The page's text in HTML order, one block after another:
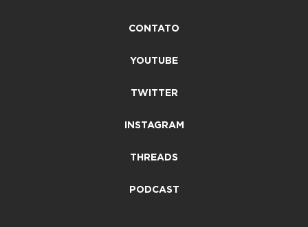
CONTATO
YOUTUBE
TWITTER
INSTAGRAM
THREADS
PODCAST